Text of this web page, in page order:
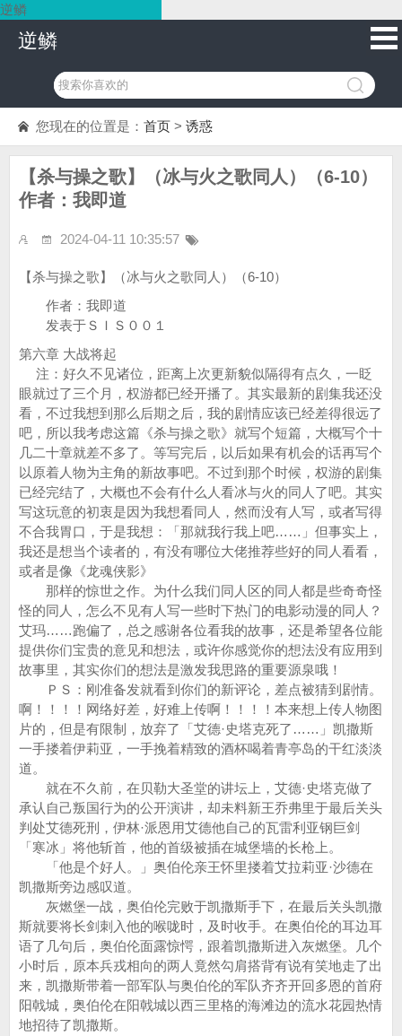
逆鳞
逆鳞
您现在的位置是： 首页 > 诱惑
【杀与操之歌】（冰与火之歌同人）（6-10）
作者：我即道
2024-04-11 10:35:57
【杀与操之歌】（冰与火之歌同人）（6-10）
作者：我即道
发表于ＳＩＳ００１
第六章 大战将起
注：好久不见诸位，距离上次更新貌似隔得有点久，一眨
眼就过了三个月，权游都已经开播了。其实最新的剧集我还没
看，不过我想到那么后期之后，我的剧情应该已经差得很远了
吧，所以我考虑这篇《杀与操之歌》就写个短篇，大概写个十
几二十章就差不多了。等写完后，以后如果有机会的话再写个
以原着人物为主角的新故事吧。不过到那个时候，权游的剧集
已经完结了，大概也不会有什么人看冰与火的同人了吧。其实
写这玩意的初衷是因为我想看同人，然而没有人写，或者写得
不合我胃口，于是我想：「那就我行我上吧……」但事实上，
我还是想当个读者的，有没有哪位大佬推荐些好的同人看看，
或者是像《龙魂侠影》
那样的惊世之作。为什么我们同人区的同人都是些奇奇怪
怪的同人，怎么不见有人写一些时下热门的电影动漫的同人？
艾玛……跑偏了，总之感谢各位看我的故事，还是希望各位能
提供你们宝贵的意见和想法，或许你感觉你的想法没有应用到
故事里，其实你们的想法是激发我思路的重要源泉哦！
ＰＳ：刚准备发就看到你们的新评论，差点被猜到剧情。
啊！！！！网络好差，好难上传啊！！！！本来想上传人物图
片的，但是有限制，放弃了「艾德·史塔克死了……」凯撒斯
一手搂着伊莉亚，一手挽着精致的酒杯喝着青亭岛的干红淡淡
道。
就在不久前，在贝勒大圣堂的讲坛上，艾德·史塔克做了
承认自己叛国行为的公开演讲，却未料新王乔弗里于最后关头
判处艾德死刑，伊林·派恩用艾德他自己的瓦雷利亚钢巨剑
「寒冰」将他斩首，他的首级被插在城堡墙的长枪上。
「他是个好人。」奥伯伦亲王怀里搂着艾拉莉亚·沙德在
凯撒斯旁边感叹道。
灰燃堡一战，奥伯伦完败于凯撒斯手下，在最后关头凯撒
斯就要将长剑刺入他的喉咙时，及时收手。在奥伯伦的耳边耳
语了几句后，奥伯伦面露惊愕，跟着凯撒斯进入灰燃堡。几个
小时后，原本兵戎相向的两人竟然勾肩搭背有说有笑地走了出
来，凯撒斯带着一部军队与奥伯伦的军队齐齐开回多恩的首府
阳戟城，奥伯伦在阳戟城以西三里格的海滩边的流水花园热情
地招待了凯撒斯。